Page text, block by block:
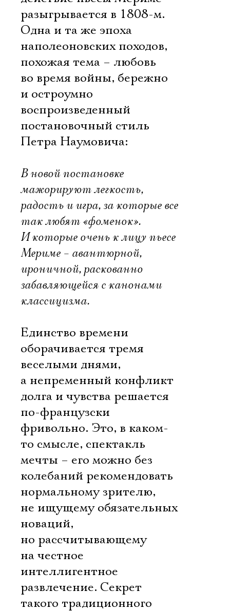
разыгрывается в 1808-м.
Одна и та же эпоха
наполеоновских походов,
похожая тема – любовь
во время войны, бережно
и остроумно
воспроизведенный
постановочный стиль
Петра Наумовича:
В новой постановке
мажорируют легкость,
радость и игра, за которые все
так любят «фоменок».
И которые очень к лицу пьесе
Мериме – авантюрной,
ироничной, раскованно
забавляющейся с канонами
классицизма.
Единство времени
оборачивается тремя
веселыми днями,
а непременный конфликт
долга и чувства решается
по-французски
фривольно. Это, в каком-
то смысле, спектакль
мечты – его можно без
колебаний рекомендовать
нормальному зрителю,
не ищущему обязательных
новаций,
но рассчитывающему
на честное
интеллигентное
развлечение. Секрет
такого традиционного